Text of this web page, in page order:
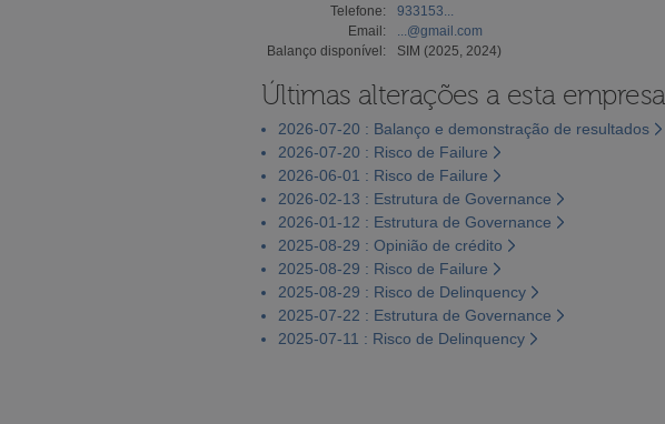
Telefone:
933153...
Email:
...@gmail.com
Balanço disponível:
SIM (2025, 2024)
Últimas alterações a esta empresa
2026-07-20 : Balanço e demonstração de resultados
2026-07-20 : Risco de Failure
2026-06-01 : Risco de Failure
2026-02-13 : Estrutura de Governance
2026-01-12 : Estrutura de Governance
2025-08-29 : Opinião de crédito
2025-08-29 : Risco de Failure
2025-08-29 : Risco de Delinquency
2025-07-22 : Estrutura de Governance
2025-07-11 : Risco de Delinquency